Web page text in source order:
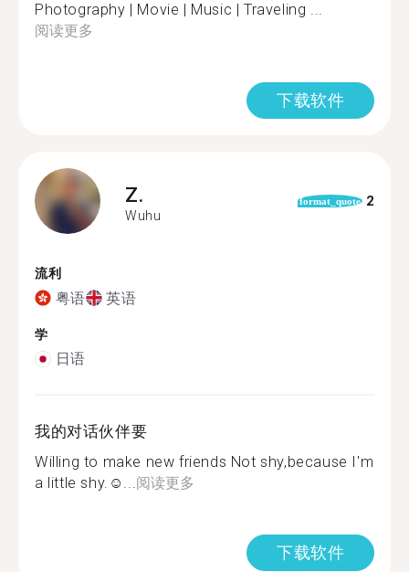
Photography | Movie | Music | Traveling ...
阅读更多
下载软件
Z.
Wuhu
format_quote 2
流利
粤语 英语
学
日语
我的对话伙伴要
Willing to make new friends Not shy,because I'm
a little shy.☺️...阅读更多
下载软件